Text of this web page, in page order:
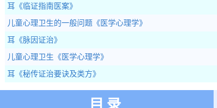
耳 《临证指南医案》
儿童心理卫生的一般问题 《医学心理学》
耳 《脉因证治》
儿童心理卫生 《医学心理学》
耳 《秘传证治要诀及类方》
目录